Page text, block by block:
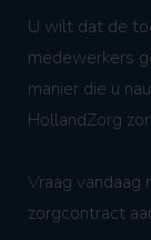
U wilt dat de
medewerkers
manier die u
HollandZorg
Vraag
zorgcontract